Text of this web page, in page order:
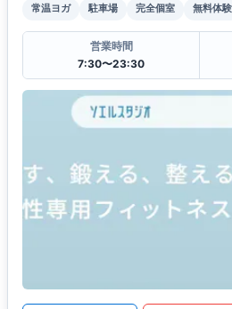
常温ヨガ
駐車場 完全個室 無料体験
営業時間
7:30〜23:30